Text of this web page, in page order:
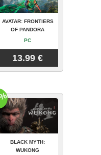
AVATAR: FRONTIERS
OF PANDORA
PC
13.99 €
BLACK MYTH:
WUKONG